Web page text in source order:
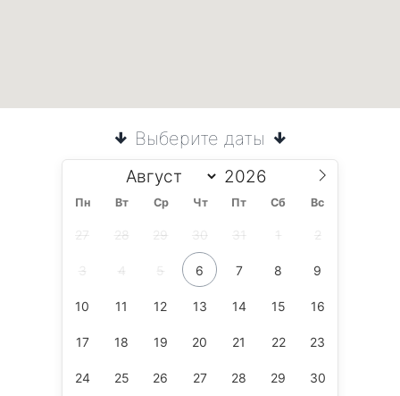
Выберите даты
Пн Вт Ср Чт Пт Сб Вс
27 28 29 30 31 1 2
3 4 5 6 7 8 9
10 11 12 13 14 15 16
17 18 19 20 21 22 23
24 25 26 27 28 29 30